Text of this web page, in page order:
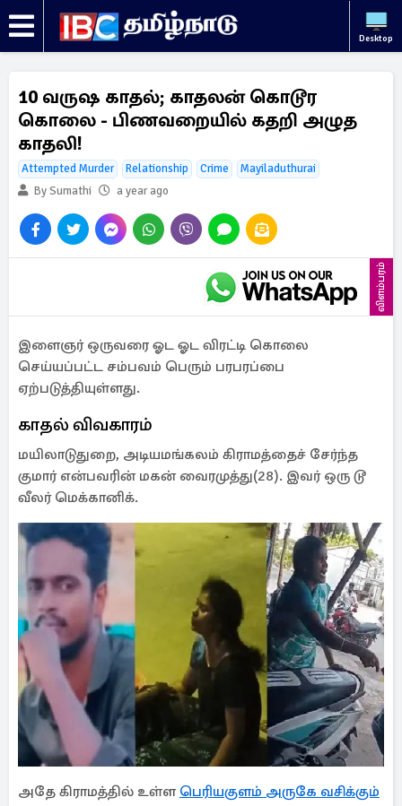
Desktop
10 வருஷ காதல்; காதலன் கொடூர
கொலை - பிணவறையில் கதறி அழுத
காதலி!
Attempted Murder Relationship Crime
Mayiladuthurai
By Sumathi
a year ago
விளம்பரம்
இளைஞர் ஒருவரை ஓட ஓட விரட்டி கொலை
செய்யப்பட்ட சம்பவம் பெரும் பரபரப்பை
ஏற்படுத்தியுள்ளது.
காதல் விவகாரம்
மயிலாடுதுறை, அடியமங்கலம் கிராமத்தைச் சேர்ந்த
குமார் என்பவரின் மகன் வைரமுத்து(28). இவர் ஒரு டூ
வீலர் மெக்கானிக்.
அதே கிராமத்தில் உள்ள பெரியகுளம் அருகே வசிக்கும்